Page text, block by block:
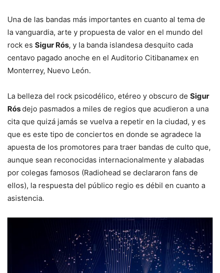
Una de las bandas más importantes en cuanto al tema de
la vanguardia, arte y propuesta de valor en el mundo del
rock es Sigur Rós, y la banda islandesa desquito cada
centavo pagado anoche en el Auditorio Citibanamex en
Monterrey, Nuevo León.
La belleza del rock psicodélico, etéreo y obscuro de Sigur
Rósdejo pasmados a miles de regios que acudieron a una
cita que quizá jamás se vuelva a repetir en la ciudad, y es
que es este tipo de conciertos en donde se agradece la
apuesta de los promotores para traer bandas de culto que,
aunque sean reconocidas internacionalmente y alabadas
por colegas famosos (Radiohead se declararon fans de
ellos), la respuesta del público regio es débil en cuanto a
asistencia.